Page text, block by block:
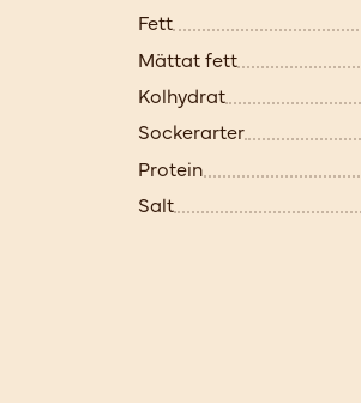
Fett
Mättat fett
Kolhydrat
Sockerarter
Protein
Salt